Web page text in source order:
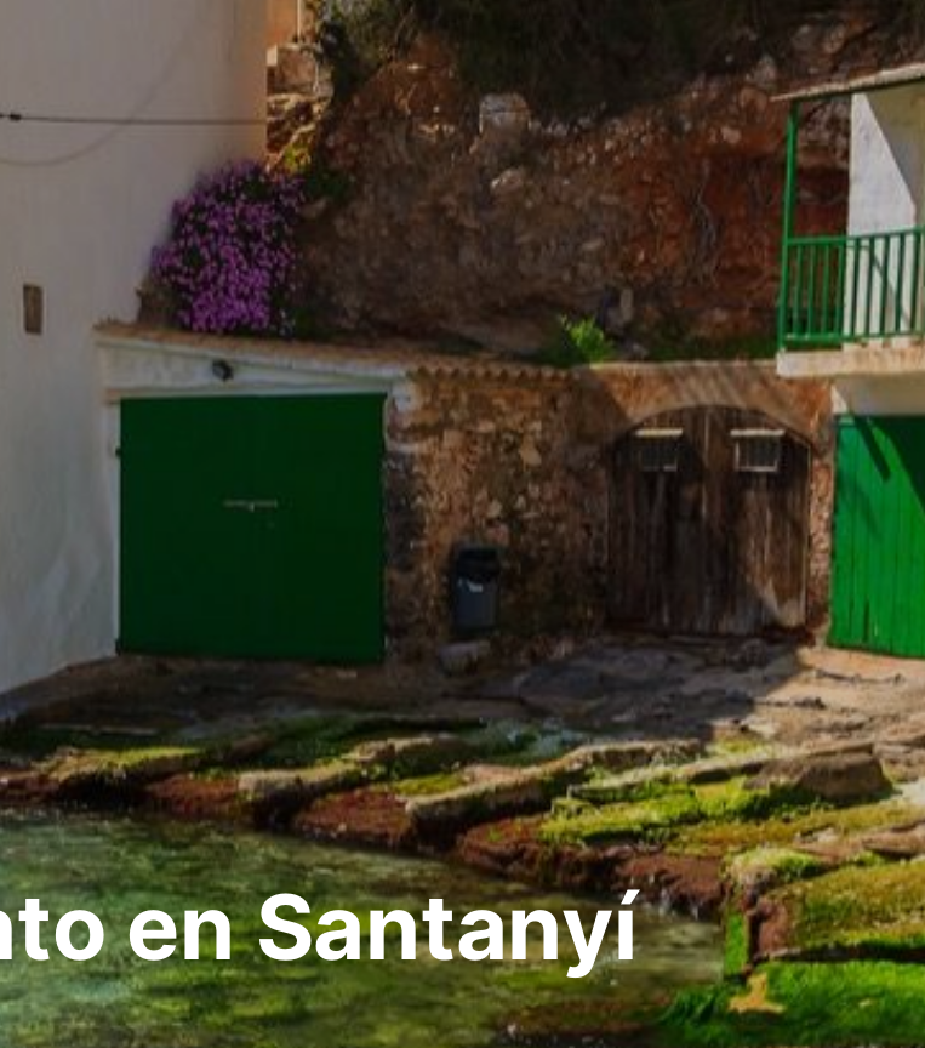
en Santanyí